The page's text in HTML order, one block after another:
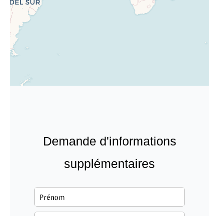
Demande d'informations
supplémentaires